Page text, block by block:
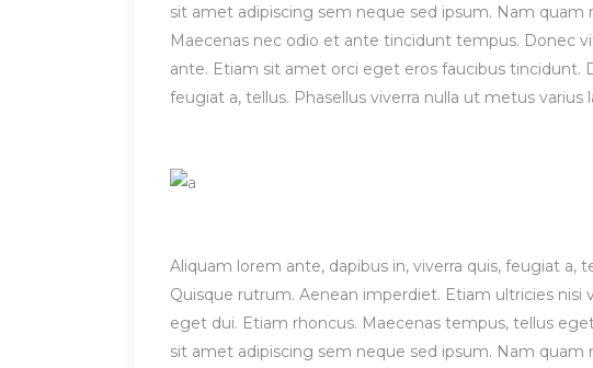
sit amet adipiscing sem neque sed ipsum. Nam quam
Maecenas nec odio et ante tincidunt tempus. Donec
ante. Etiam sit amet orci eget eros faucibus tincidunt.
feugiat a, tellus. Phasellus viverra nulla ut metus
Aliquam lorem ante, dapibus in, viverra quis, feugiat a,
Quisque rutrum. Aenean imperdiet. Etiam ultricies nisi
eget dui. Etiam rhoncus. Maecenas tempus, tellus
sit amet adipiscing sem neque sed ipsum. Nam quam